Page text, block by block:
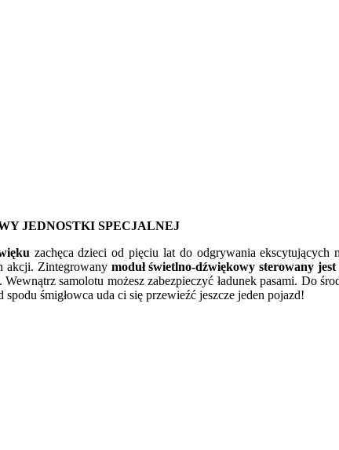
JEDNOSTKI SPECJALNEJ
zachęca dzieci od pięciu lat do odgrywania
akcji. Zintegrowany moduł świetlno-dźwiękowy sterowany
samolotu możesz zabezpieczyć ładunek pasami. Do
śmigłowca uda ci się przewieźć jeszcze jeden pojazd!